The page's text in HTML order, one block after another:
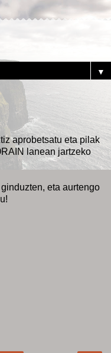
▼
aprobetsatu eta pilak
lanean jartzeko
eta aurtengo